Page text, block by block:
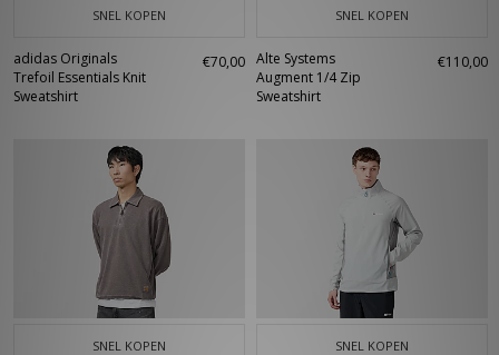
SNEL KOPEN
adidas Originals
Trefoil Essentials Knit
Sweatshirt
€70,00
SNEL KOPEN
Alte Systems
Augment 1/4 Zip
Sweatshirt
€110,00
SNEL KOPEN SNEL KOPEN